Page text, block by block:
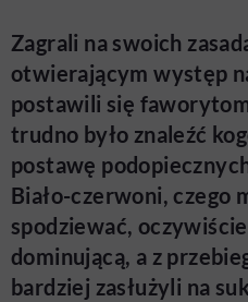
Zagrali na swoich
otwierającym występ
postawili się
trudno było znaleźć
postawę
Biało-czerwoni, czego
spodziewać,
dominującą, a z
bardziej zasłużyli na